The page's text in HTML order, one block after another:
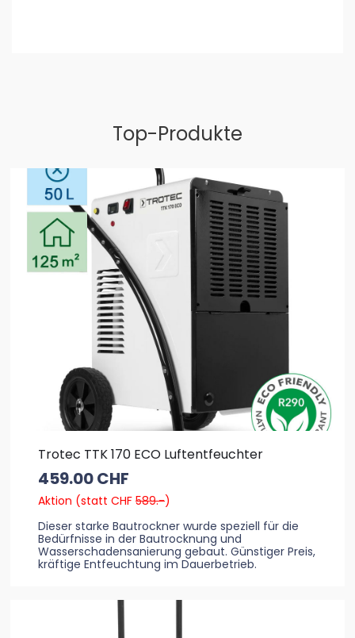
Top-Produkte
Trotec TTK 170 ECO Luftentfeuchter
459.00CHF
Aktion (statt CHF 589.-)
Dieser starke Bautrockner wurde speziell für die
Bedürfnisse in der Bautrocknung und
Wasserschadensanierung gebaut. Günstiger Preis,
kräftige Entfeuchtung im Dauerbetrieb.